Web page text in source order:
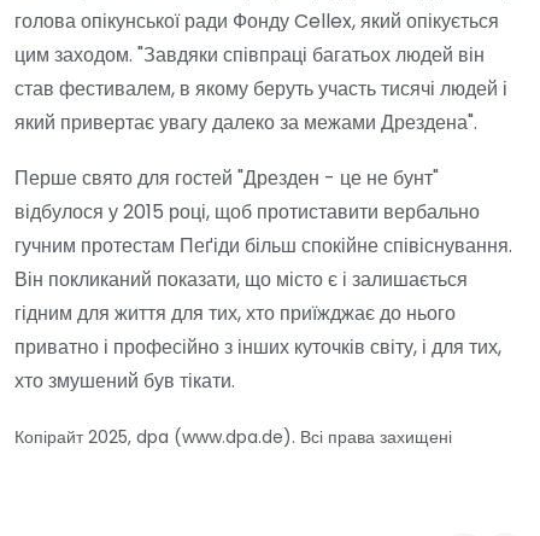
голова опікунської ради Фонду Cellex, який опікується
цим заходом. "Завдяки співпраці багатьох людей він
став фестивалем, в якому беруть участь тисячі людей і
який привертає увагу далеко за межами Дрездена".
Перше свято для гостей "Дрезден - це не бунт"
відбулося у 2015 році, щоб протиставити вербально
гучним протестам Пеґіди більш спокійне співіснування.
Він покликаний показати, що місто є і залишається
гідним для життя для тих, хто приїжджає до нього
приватно і професійно з інших куточків світу, і для тих,
хто змушений був тікати.
Копірайт 2025, dpa (www.dpa.de). Всі права захищені